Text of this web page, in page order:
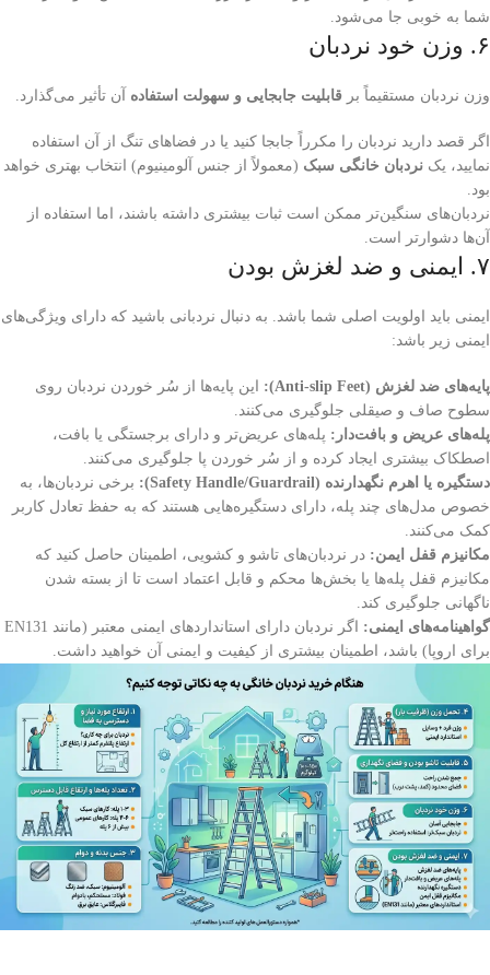
شما به خوبی جا می‌شود.
۶. وزن خود نردبان
وزن نردبان مستقیماً بر قابلیت جابجایی و سهولت استفاده آن تأثیر می‌گذارد.
اگر قصد دارید نردبان را مکرراً جابجا کنید یا در فضاهای تنگ از آن استفاده
نمایید، یک نردبان خانگی سبک (معمولاً از جنس آلومینیوم) انتخاب بهتری خواهد
بود.
نردبان‌های سنگین‌تر ممکن است ثبات بیشتری داشته باشند، اما استفاده از
آن‌ها دشوارتر است.
۷. ایمنی و ضد لغزش بودن
ایمنی باید اولویت اصلی شما باشد. به دنبال نردبانی باشید که دارای ویژگی‌های
ایمنی زیر باشد:
پایه‌های ضد لغزش (Anti-slip Feet):
این پایه‌ها از سُر خوردن نردبان روی
سطوح صاف و صیقلی جلوگیری می‌کنند.
پله‌های عریض و بافت‌دار: پله‌های عریض‌تر و دارای برجستگی یا بافت،
اصطکاک بیشتری ایجاد کرده و از سُر خوردن پا جلوگیری می‌کنند.
دستگیره یا اهرم نگهدارنده (Safety Handle/Guardrail):
برخی نردبان‌ها، به
خصوص مدل‌های چند پله، دارای دستگیره‌هایی هستند که به حفظ تعادل کاربر
کمک می‌کنند.
مکانیزم قفل ایمن: در نردبان‌های تاشو و کشویی، اطمینان حاصل کنید که
مکانیزم قفل پله‌ها یا بخش‌ها محکم و قابل اعتماد است تا از بسته شدن
ناگهانی جلوگیری کند.
گواهینامه‌های ایمنی:
اگر نردبان دارای استانداردهای ایمنی معتبر (مانند EN131
برای اروپا) باشد، اطمینان بیشتری از کیفیت و ایمنی آن خواهید داشت.